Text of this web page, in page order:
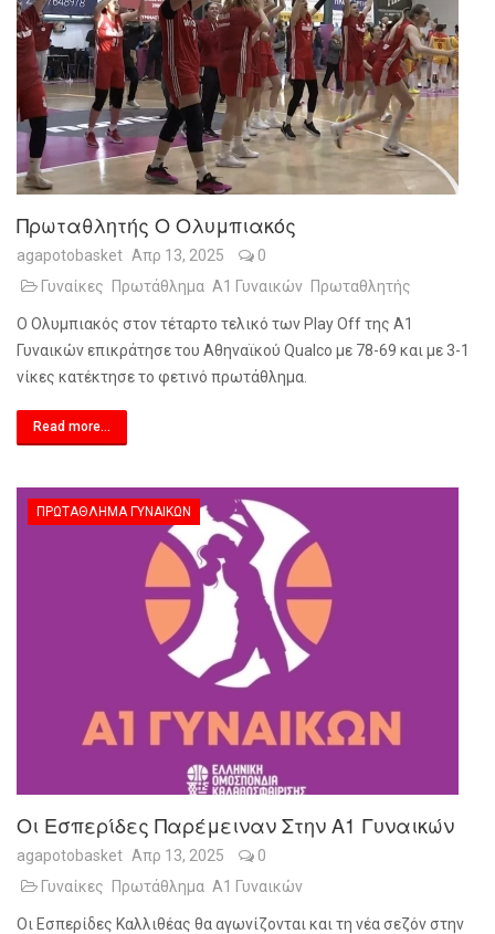
Πρωταθλητής Ο Ολυμπιακός
agapotobasket Απρ 13, 2025
0
Γυναίκες
Πρωτάθλημα Α1 Γυναικών Πρωταθλητής
Ο Ολυμπιακός στον τέταρτο τελικό των Play Off της Α1
Γυναικών επικράτησε του Αθηναϊκού Qualco με 78-69 και με 3-1
νίκες κατέκτησε το φετινό πρωτάθλημα.
Read more...
ΠΡΩΤΆΘΛΗΜΑ ΓΥΝΑΙΚΏΝ
Οι Εσπερίδες Παρέμειναν Στην Α1 Γυναικών
agapotobasket Απρ 13, 2025
0
Γυναίκες
Πρωτάθλημα Α1 Γυναικών
Οι Εσπερίδες Καλλιθέας θα αγωνίζονται και τη νέα σεζόν στην